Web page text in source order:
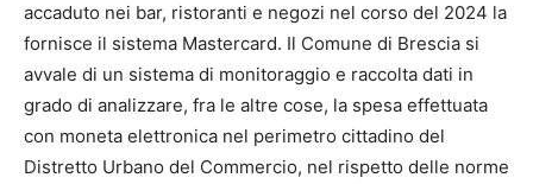
accaduto nei bar, ristoranti e negozi nel corso del 2024 la
fornisce il sistema Mastercard. Il Comune di Brescia si
avvale di un sistema di monitoraggio e raccolta dati in
grado di analizzare, fra le altre cose, la spesa effettuata
con moneta elettronica nel perimetro cittadino del
Distretto Urbano del Commercio, nel rispetto delle norme